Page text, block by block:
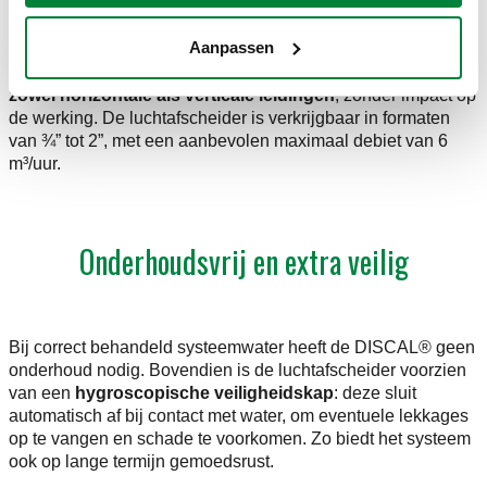
Aanpassen
De DISCAL® is ontworpen met oog voor installatiegemak.
Dankzij de verstelbare aansluiting is
montage mogelijk op
zowel horizontale als verticale leidingen, zonder impact op
de werking. De luchtafscheider is verkrijgbaar in formaten
van ¾” tot 2”, met een aanbevolen maximaal debiet van 6
m³/uur.
Onderhoudsvrij en extra veilig
Bij correct behandeld systeemwater heeft de DISCAL® geen
onderhoud nodig. Bovendien is de luchtafscheider voorzien
van een hygroscopische veiligheidskap: deze sluit
automatisch af bij contact met water, om eventuele lekkages
op te vangen en schade te voorkomen. Zo biedt het systeem
ook op lange termijn gemoedsrust.